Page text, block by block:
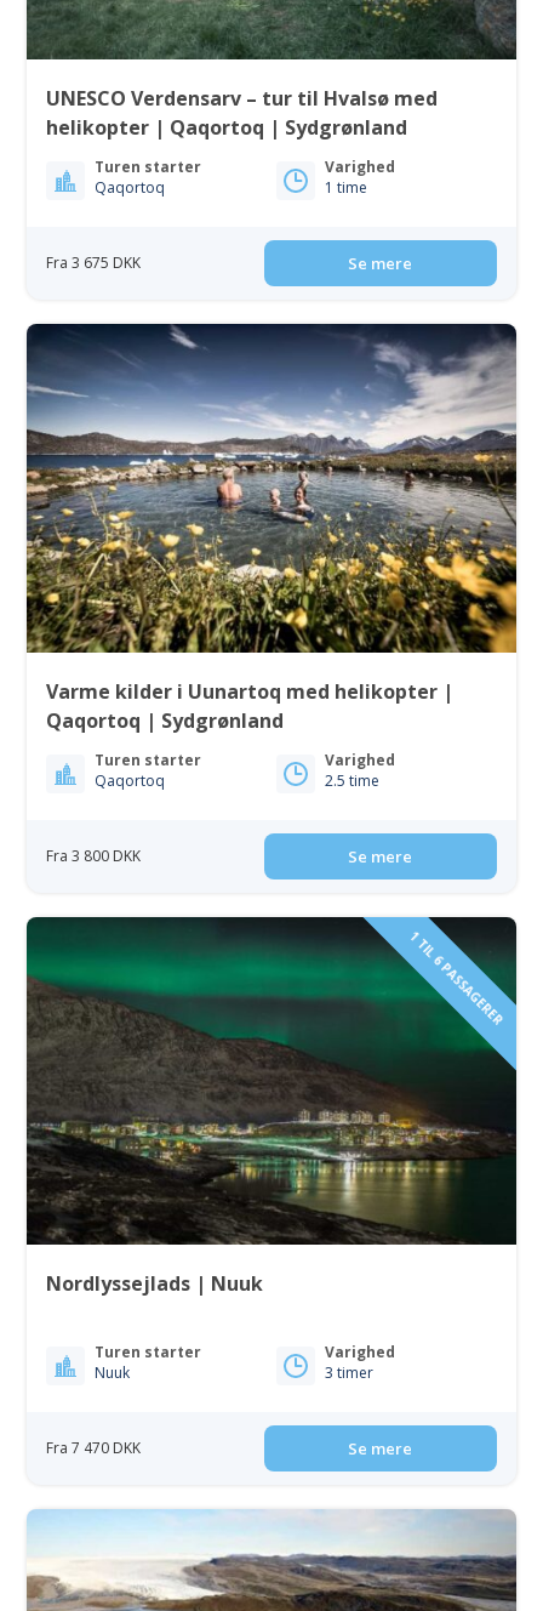
UNESCO Verdensarv – tur til Hvalsø med
helikopter | Qaqortoq | Sydgrønland
Turen starter
Qaqortoq
Varighed
1 time
Fra 3 675 DKK Se mere
Varme kilder i Uunartoq med helikopter |
Qaqortoq | Sydgrønland
Turen starter
Qaqortoq
Varighed
2.5 time
Fra 3 800 DKK Se mere
1 TIL 6 PASSAGERER
Nordlyssejlads | Nuuk
Turen starter
Nuuk
Varighed
3 timer
Fra 7 470 DKK Se mere